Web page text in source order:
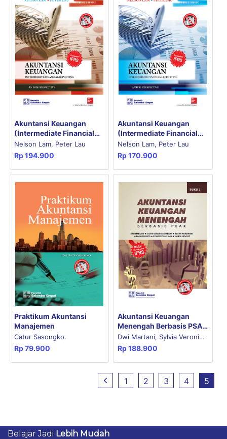
Akuntansi Keuangan
(Intermediate Financial
Reporting) 2, E2
Nelson Lam, Peter Lau
Rp194.900
Akuntansi Keuangan
(Intermediate Financial
Reporting) 1, E2
Nelson Lam, Peter Lau
Rp170.900
Praktikum Akuntansi
Manajemen
Catur Sasongko.
Rp79.900
Akuntansi Keuangan
Menengah Berbasis PSAK
Buku 2
Dwi Martani, Sylvia Veronica
Nalurita Purnama Siregar,
Ratna Wardhani
Rp188.900
1 2 3 4 5
Belajar Jadi Lebih Mudah